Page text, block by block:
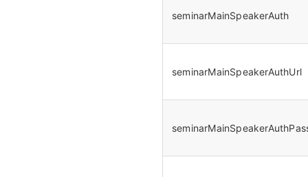
seminarMainSpeakerAuth
seminarMainSpeakerAuthUrl